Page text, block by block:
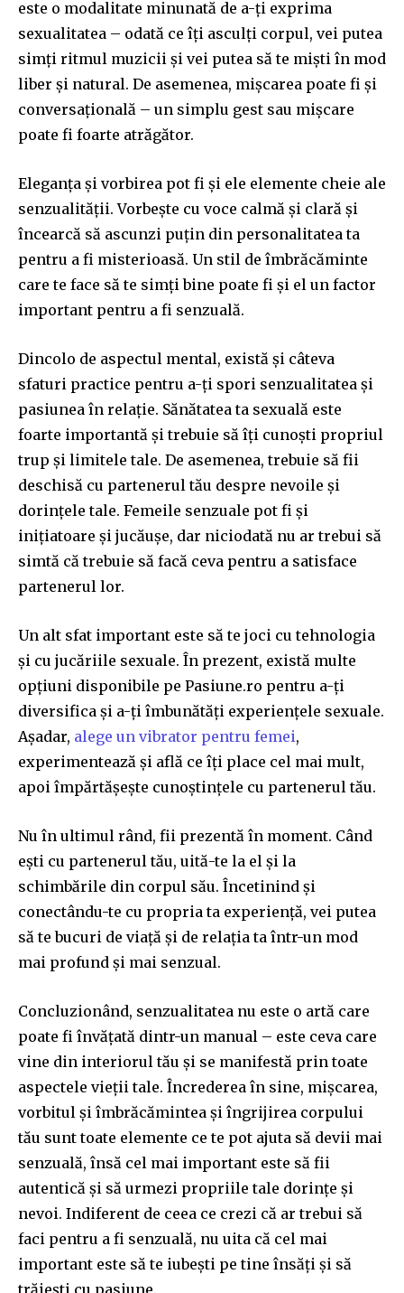
Join our community of
SUBSCRIBERS and be part of the
conversation.
To subscribe, simply enter your email address on our website
or click the subscribe button below. Don't worry, we respect
your privacy and won't spam your inbox. Your information is
safe with us.
SUBSCRIBE
I've read and accept thePrivacy Policy.
32,111
Cititori
32,214
Cititori
11,243
Cititori
este o modalitate minunată de a-ți exprima
sexualitatea – odată ce îți asculți corpul, vei putea
simți ritmul muzicii și vei putea să te miști în mod
liber și natural. De asemenea, mișcarea poate fi și
conversațională – un simplu gest sau mișcare
poate fi foarte atrăgător.
Eleganța și vorbirea pot fi și ele elemente cheie ale
senzualității. Vorbește cu voce calmă și clară și
încearcă să ascunzi puțin din personalitatea ta
pentru a fi misterioasă. Un stil de îmbrăcăminte
care te face să te simți bine poate fi și el un factor
important pentru a fi senzuală.
Dincolo de aspectul mental, există și câteva
sfaturi practice pentru a-ți spori senzualitatea și
pasiunea în relație. Sănătatea ta sexuală este
foarte importantă și trebuie să îți cunoști propriul
trup și limitele tale. De asemenea, trebuie să fii
deschisă cu partenerul tău despre nevoile și
dorințele tale. Femeile senzuale pot fi și
inițiatoare și jucăușe, dar niciodată nu ar trebui să
simtă că trebuie să facă ceva pentru a satisface
partenerul lor.
Un alt sfat important este să te joci cu tehnologia
și cu jucăriile sexuale. În prezent, există multe
opțiuni disponibile pe Pasiune.ro pentru a-ți
diversifica și a-ți îmbunătăți experiențele sexuale.
Așadar, alege un vibrator pentru femei,
experimentează și află ce îți place cel mai mult,
apoi împărtășește cunoștințele cu partenerul tău.
Nu în ultimul rând, fii prezentă în moment. Când
ești cu partenerul tău, uită-te la el și la
schimbările din corpul său. Încetinind și
conectându-te cu propria ta experiență, vei putea
să te bucuri de viață și de relația ta într-un mod
mai profund și mai senzual.
Concluzionând, senzualitatea nu este o artă care
poate fi învățată dintr-un manual – este ceva care
vine din interiorul tău și se manifestă prin toate
aspectele vieții tale. Încrederea în sine, mișcarea,
vorbitul și îmbrăcămintea și îngrijirea corpului
tău sunt toate elemente ce te pot ajuta să devii mai
senzuală, însă cel mai important este să fii
autentică și să urmezi propriile tale dorințe și
nevoi. Indiferent de ceea ce crezi că ar trebui să
faci pentru a fi senzuală, nu uita că cel mai
important este să te iubești pe tine însăți și să
trăiești cu pasiune.